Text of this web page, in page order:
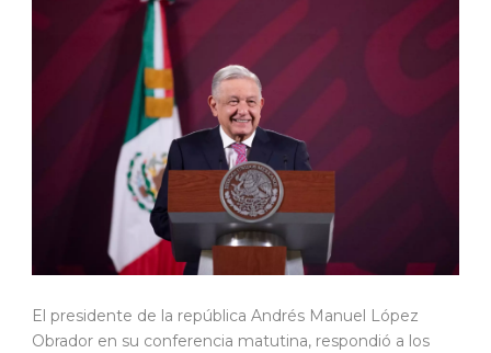
El presidente de la república Andrés Manuel López
Obrador en su conferencia matutina, respondió a los